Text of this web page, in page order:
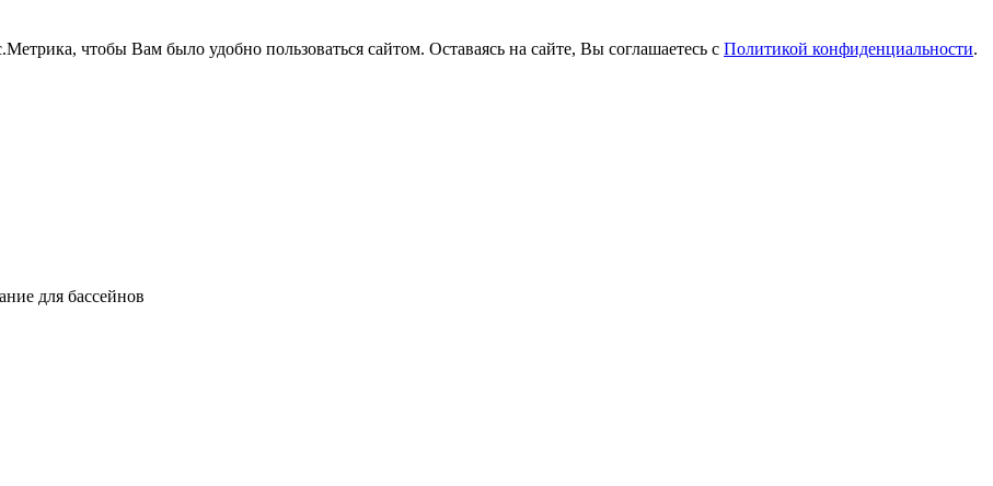
чтобы Вам было удобно пользоваться сайтом. Оставаясь на сайте, Вы соглашаетесь с Политикой конфиденциальности.
для бассейнов